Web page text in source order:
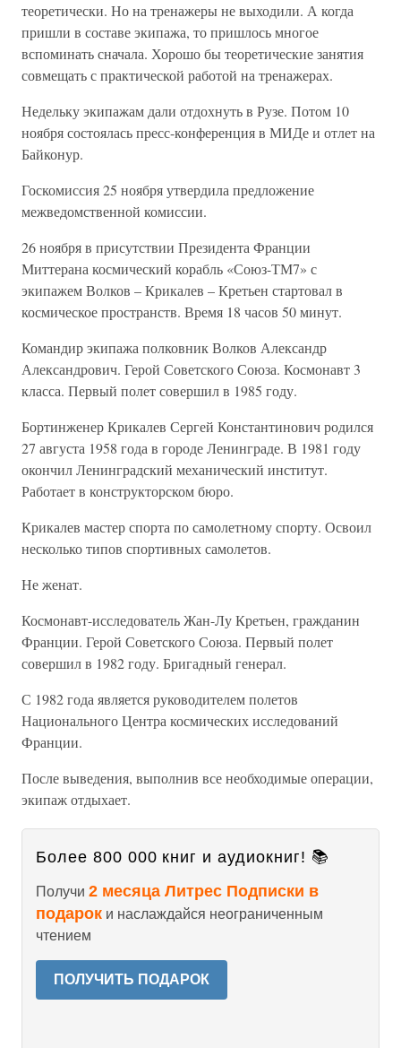
теоретически. Но на тренажеры не выходили. А когда
пришли в составе экипажа, то пришлось многое
вспоминать сначала. Хорошо бы теоретические занятия
совмещать с практической работой на тренажерах.
Недельку экипажам дали отдохнуть в Рузе. Потом 10
ноября состоялась пресс-конференция в МИДе и отлет на
Байконур.
Госкомиссия 25 ноября утвердила предложение
межведомственной комиссии.
26 ноября в присутствии Президента Франции
Миттерана космический корабль «Союз-ТМ7» с
экипажем Волков – Крикалев – Кретьен стартовал в
космическое пространств. Время 18 часов 50 минут.
Командир экипажа полковник Волков Александр
Александрович. Герой Советского Союза. Космонавт 3
класса. Первый полет совершил в 1985 году.
Бортинженер Крикалев Сергей Константинович родился
27 августа 1958 года в городе Ленинграде. В 1981 году
окончил Ленинградский механический институт.
Работает в конструкторском бюро.
Крикалев мастер спорта по самолетному спорту. Освоил
несколько типов спортивных самолетов.
Не женат.
Космонавт-исследователь Жан-Лу Кретьен, гражданин
Франции. Герой Советского Союза. Первый полет
совершил в 1982 году. Бригадный генерал.
С 1982 года является руководителем полетов
Национального Центра космических исследований
Франции.
После выведения, выполнив все необходимые операции,
экипаж отдыхает.
Более 800 000 книг и аудиокниг! 📚
Получи 2 месяца Литрес Подписки в
подарок и наслаждайся неограниченным
чтением
ПОЛУЧИТЬ ПОДАРОК